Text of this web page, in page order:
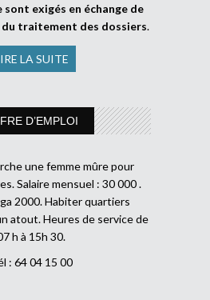
exigés en échange de
du traitement des dossiers.
LA SUITE
D’EMPLOI
une femme mûre pour
Salaire mensuel : 30 000 .
2000. Habiter quartiers
atout. Heures de service de
h à 15h 30.
: 64 04 15 00